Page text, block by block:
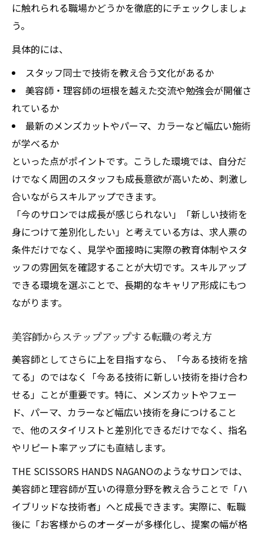
に触れられる職場かどうかを徹底的にチェックしましょ
う。
具体的には、
スタッフ同士で技術を教え合う文化があるか
美容師・理容師の垣根を越えた交流や勉強会が開催さ
れているか
最新のメンズカットやパーマ、カラーなど幅広い施術
が学べるか
といった点がポイントです。こうした環境では、自分だ
けでなく周囲のスタッフも成長意欲が高いため、刺激し
合いながらスキルアップできます。
「今のサロンでは成長が感じられない」「新しい技術を
身につけて差別化したい」と考えている方は、求人票の
条件だけでなく、見学や面接時に実際の教育体制やスタ
ッフの雰囲気を確認することが大切です。スキルアップ
できる環境を選ぶことで、長期的なキャリア形成にもつ
ながります。
美容師からステップアップする転職の考え方
美容師としてさらに上を目指すなら、「今ある技術を捨
てる」のではなく「今ある技術に新しい技術を掛け合わ
せる」ことが重要です。特に、メンズカットやフェー
ド、パーマ、カラーなど幅広い技術を身につけること
で、他のスタイリストと差別化できるだけでなく、指名
やリピート率アップにも直結します。
THE SCISSORS HANDS NAGANOのようなサロンでは、
美容師と理容師が互いの得意分野を教え合うことで「ハ
イブリッドな技術者」へと成長できます。実際に、転職
後に「お客様からのオーダーが多様化し、提案の幅が格